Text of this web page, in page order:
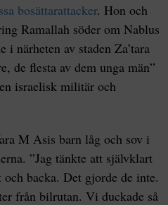
bosättarattacker. Hon och
Ramallah söder om Nablus
i närheten av staden Za’tara
de flesta av dem unga män”
israelisk militär och
M Asis barn låg och sov i
”Jag tänkte att självklart
och backa. Det gjorde de inte.
från bilrutan. Vi duckade så